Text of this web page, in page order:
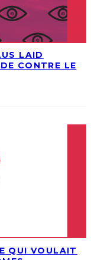
LAID
CONTRE LE
QUI VOULAIT